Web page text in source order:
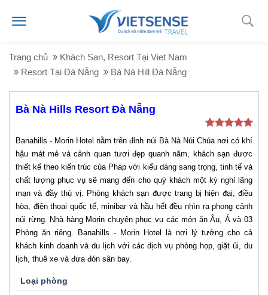
Trang chủ
Khách San, Resort Tại Viet Nam
Resort Tại Đà Nẵng
Bà Nà Hill Đà Nẵng
Bà Nà Hills Resort Đà Nẵng
Banahills - Morin Hotel nằm trên đỉnh núi Bà Nà Núi Chúa nơi có khí
hậu mát mẻ và cảnh quan tươi đẹp quanh năm, khách sạn được
thiết kế theo kiến trúc của Pháp với kiểu dáng sang trọng, tinh tế và
chất lượng phục vụ sẽ mang đến cho quý khách một kỳ nghỉ lãng
mạn và đầy thú vị. Phòng khách sạn được trang bị hiện đại; điều
hòa, điện thoại quốc tế, minibar và hầu hết đều nhìn ra phong cảnh
núi rừng. Nhà hàng Morin chuyên phục vụ các món ăn Âu, Á và 03
Phòng ăn riêng. Banahills - Morin Hotel là nơi lý tưởng cho cả
khách kinh doanh và du lịch với các dịch vụ phòng họp, giặt ủi, du
lịch, thuê xe và đưa đón sân bay.
Loại phòng